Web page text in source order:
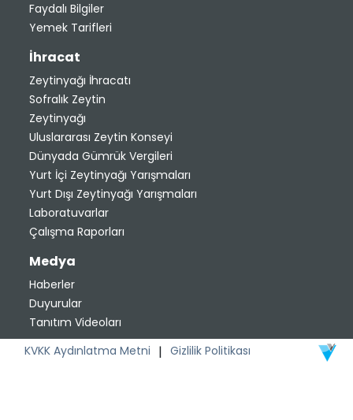
Faydalı Bilgiler
Yemek Tarifleri
İhracat
Zeytinyağı İhracatı
Sofralık Zeytin
Zeytinyağı
Uluslararası Zeytin Konseyi
Dünyada Gümrük Vergileri
Yurt İçi Zeytinyağı Yarışmaları
Yurt Dışı Zeytinyağı Yarışmaları
Laboratuvarlar
Çalışma Raporları
Medya
Haberler
Duyurular
Tanıtım Videoları
KVKK Aydınlatma Metni | Gizlilik Politikası